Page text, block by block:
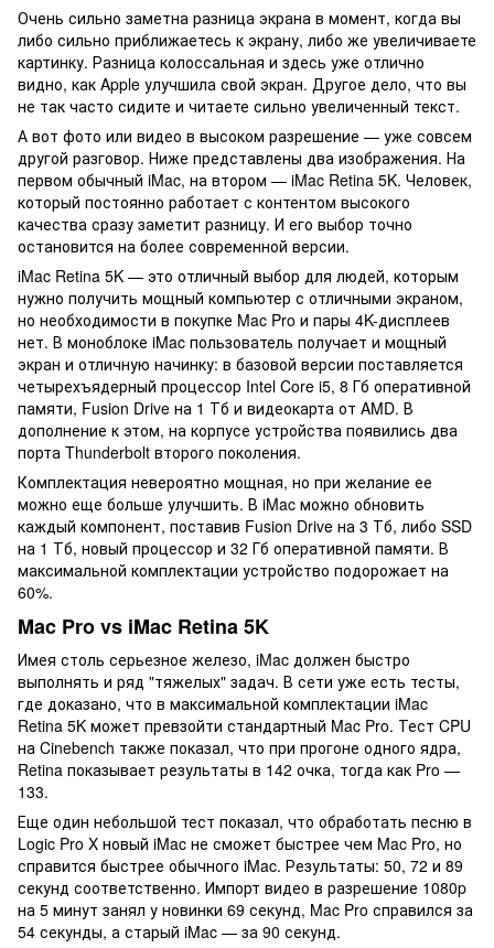
Очень сильно заметна разница экрана в момент, когда вы
либо сильно приближаетесь к экрану, либо же увеличиваете
картинку. Разница колоссальная и здесь уже отлично
видно, как Apple улучшила свой экран. Другое дело, что вы
не так часто сидите и читаете сильно увеличенный текст.
А вот фото или видео в высоком разрешение — уже совсем
другой разговор. Ниже представлены два изображения. На
первом обычный iMac, на втором — iMac Retina 5K. Человек,
который постоянно работает с контентом высокого
качества сразу заметит разницу. И его выбор точно
остановится на более современной версии.
iMac Retina 5K — это отличный выбор для людей, которым
нужно получить мощный компьютер с отличными экраном,
но необходимости в покупке Mac Pro и пары 4K-дисплеев
нет. В моноблоке iMac пользователь получает и мощный
экран и отличную начинку: в базовой версии поставляется
четырехъядерный процессор Intel Core i5, 8 Гб оперативной
памяти, Fusion Drive на 1 Тб и видеокарта от AMD. В
дополнение к этом, на корпусе устройства появились два
порта Thunderbolt второго поколения.
Комплектация невероятно мощная, но при желание ее
можно еще больше улучшить. В iMac можно обновить
каждый компонент, поставив Fusion Drive на 3 Тб, либо SSD
на 1 Тб, новый процессор и 32 Гб оперативной памяти. В
максимальной комплектации устройство подорожает на
60%.
Mac Pro vs iMac Retina 5K
Имея столь серьезное железо, iMac должен быстро
выполнять и ряд "тяжелых" задач. В сети уже есть тесты,
где доказано, что в максимальной комплектации iMac
Retina 5K может превзойти стандартный Mac Pro. Тест CPU
на Cinebench также показал, что при прогоне одного ядра,
Retina показывает результаты в 142 очка, тогда как Pro —
133.
Еще один небольшой тест показал, что обработать песню в
Logic Pro X новый iMac не сможет быстрее чем Mac Pro, но
справится быстрее обычного iMac. Результаты: 50, 72 и 89
секунд соответственно. Импорт видео в разрешение 1080p
на 5 минут занял у новинки 69 секунд, Mac Pro справился за
54 секунды, а старый iMac — за 90 секунд.